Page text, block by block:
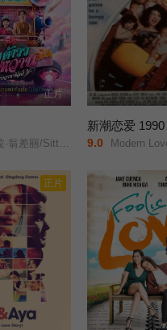
正片
/Sitthiphon/Disamoe/
新潮恋爱 1990
9.0 Modern
正片